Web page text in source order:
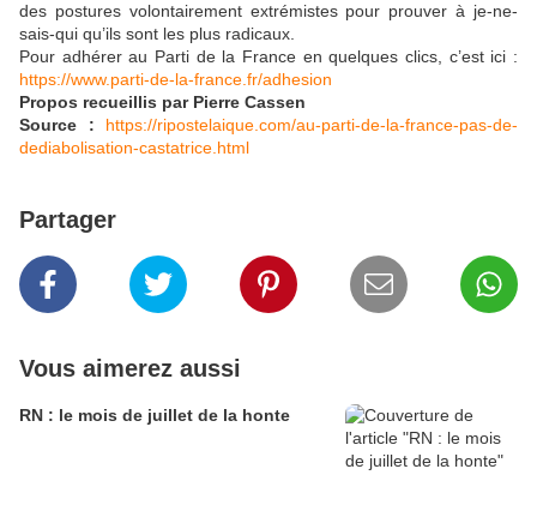
des postures volontairement extrémistes pour prouver à je-ne-
sais-qui qu’ils sont les plus radicaux.
Pour adhérer au Parti de la France en quelques clics, c’est ici :
https://www.parti-de-la-france.fr/adhesion
Propos recueillis par Pierre Cassen
Source : https://ripostelaique.com/au-parti-de-la-france-pas-de-
dediabolisation-castatrice.html
Partager
Vous aimerez aussi
RN : le mois de juillet de la honte